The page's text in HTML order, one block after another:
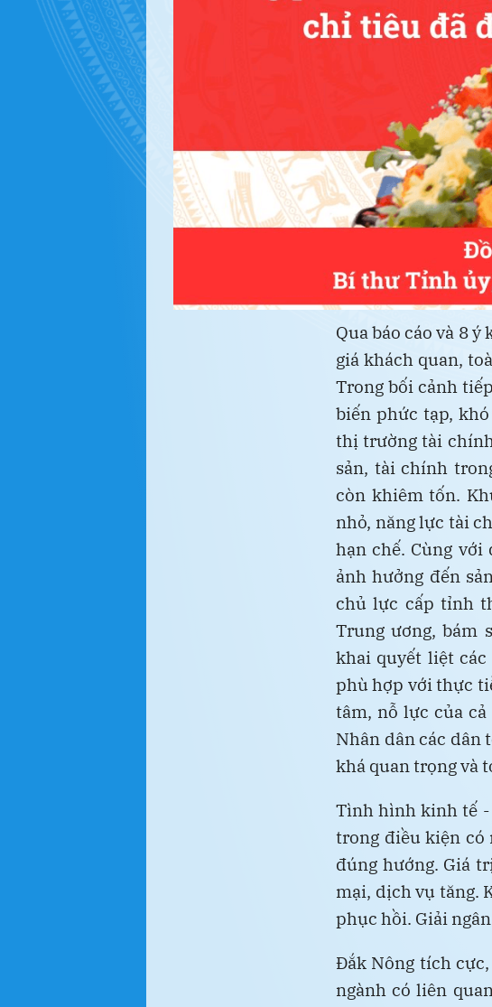
Qua báo cáo và 8
giá khách quan,
Trong bối cảnh
biến phức tạp,
thị trường tài
sản, tài chính
còn khiêm tốn.
nhỏ, năng lực tài
hạn chế. Cùng
ảnh hưởng đến
chủ lực cấp tỉnh
Trung ương, bám
khai quyết liệt
phù hợp với thực
tâm, nỗ lực của
Nhân dân các dân
khá quan trọng và
Tình hình kinh tế
trong điều kiện có
đúng hướng. Giá
mại, dịch vụ tăng.
phục hồi. Giải
Đắk Nông tích
ngành có liên